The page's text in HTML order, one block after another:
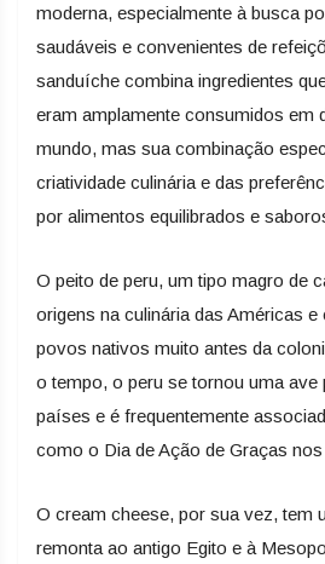
moderna, especialmente à busca
saudáveis e convenientes de
sanduíche combina ingredientes
eram amplamente consumidos em
mundo, mas sua combinação
criatividade culinária e das
por alimentos equilibrados e
O peito de peru, um tipo magro de
origens na culinária das Américas
povos nativos muito antes da
o tempo, o peru se tornou uma ave
países e é frequentemente
como o Dia de Ação de Graças
O cream cheese, por sua vez, tem
remonta ao antigo Egito e à